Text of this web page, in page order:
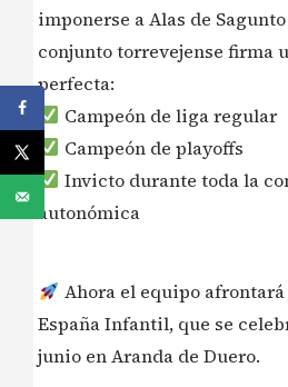
imponerse a Alas de
conjunto torrevejense firma
perfecta:
Campeón de liga regular
Campeón de playoffs
Invicto durante toda la
autonómica
Ahora el equipo afrontará
España Infantil, que se
junio en Aranda de Duero.